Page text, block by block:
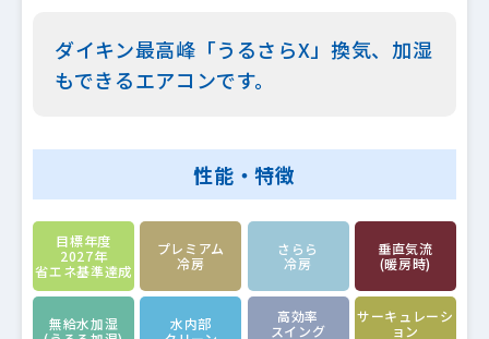
ダイキン最高峰「うるさらX」換気、加湿
もできるエアコンです。
性能・特徴
目標年度
2027年
省エネ基準達成
プレミアム
冷房
さらら
冷房
垂直気流
(暖房時)
無給水加湿
水内部
高効率
スイング
サーキュレーシ
ョン